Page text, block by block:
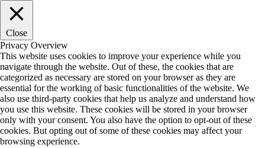
Close
Privacy Overview
This website uses cookies to improve your experience while you
navigate through the website. Out of these, the cookies that are
categorized as necessary are stored on your browser as they are
essential for the working of basic functionalities of the website. We
also use third-party cookies that help us analyze and understand how
you use this website. These cookies will be stored in your browser
only with your consent. You also have the option to opt-out of these
cookies. But opting out of some of these cookies may affect your
browsing experience.